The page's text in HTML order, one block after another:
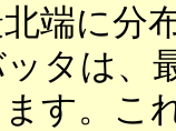
端に分
ッタは、
す。こ